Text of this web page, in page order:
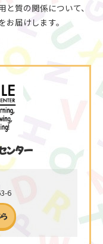
質の関係について、
届けします。
ンター
6